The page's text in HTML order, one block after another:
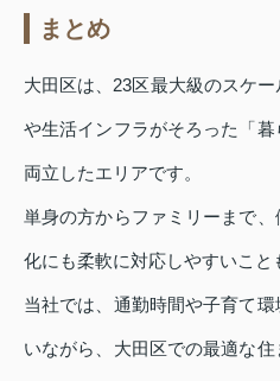
まとめ
大田区は、23区最大級のスケ
や生活インフラがそろった「
両立したエリアです。
単身の方からファミリーまで
化にも柔軟に対応しやすいこと
当社では、通勤時間や子育て
いながら、大田区での最適な